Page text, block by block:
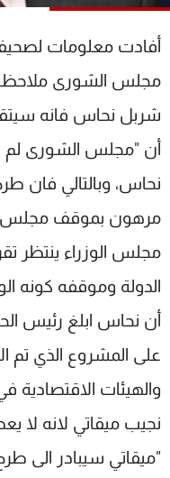
أفادت معلومات
مجلس الشورى
شربل نحاس فانه
أن "مجلس الشورى لم
نحاس، وبالتالي فان
مرهون بموقف مجلس
مجلس الوزراء ينتظر
الدولة وموقفه كونه
أن نحاس ابلغ رئيس
على المشروع الذي تم
والهيئات الاقتصادية
نجيب ميقاتي لانه لا
"ميقاتي سيبادر الى
الترددات
الإنـتـاج
لاعلاناتكم